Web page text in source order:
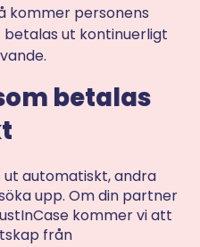
kommer personens
ut kontinuerligt
betalas
automatiskt, andra
upp. Om din partner
kommer vi att
från